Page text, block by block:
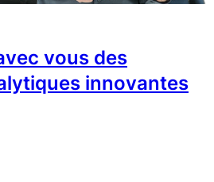
vous des
innovantes